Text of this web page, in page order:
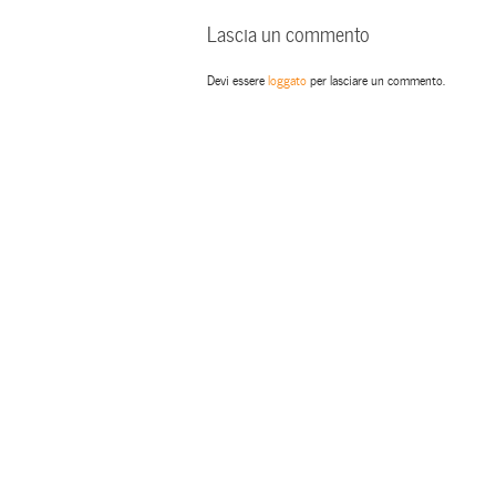
Lascia un commento
Devi essereloggatoper lasciare un commento.